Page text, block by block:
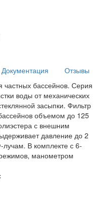
Документация
Отзывы
бассейнов. Серия
воды от механических
засыпки. Фильтр
объемом до 125
с внешним
давление до 2
В комплекте с 6-
манометром